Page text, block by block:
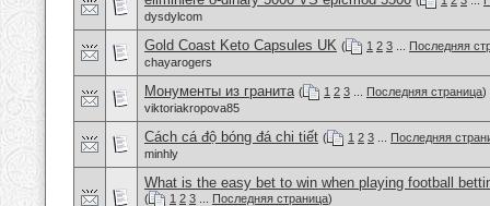
dysdylcom
Gold Coast Keto Capsules UK ( 1 2 3
Последняя
chayarogers
Монументы из гранита ( 1 2 3 Последняя страница)
viktoriakropova85
Cách cá độ bóng đá chi tiết ( 1 2 3
Последняя
minhly
What is the easy bet to win when playing football
( 1 2 3 Последняя страница)